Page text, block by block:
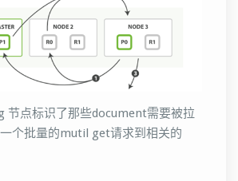
节点标识了那些document需要被拉
个批量的mutil get请求到相关的